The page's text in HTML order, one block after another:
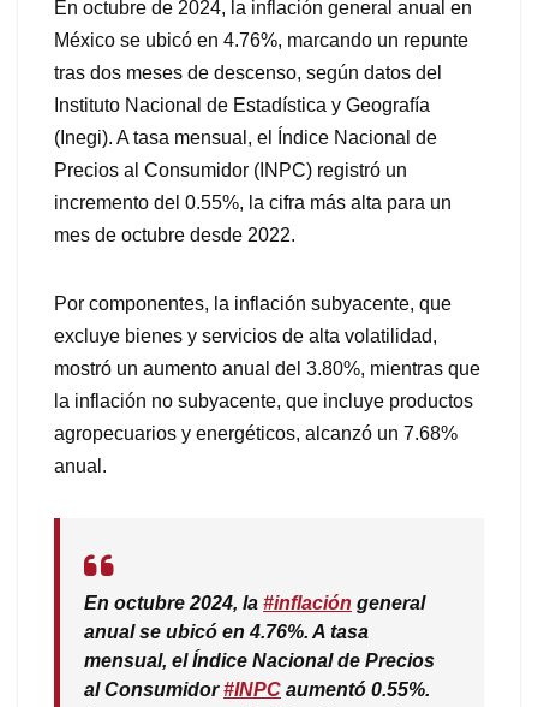
En octubre de 2024, la inflación general anual en
México se ubicó en 4.76%, marcando un repunte
tras dos meses de descenso, según datos del
Instituto Nacional de Estadística y Geografía
(Inegi). A tasa mensual, el Índice Nacional de
Precios al Consumidor (INPC) registró un
incremento del 0.55%, la cifra más alta para un
mes de octubre desde 2022.
Por componentes, la inflación subyacente, que
excluye bienes y servicios de alta volatilidad,
mostró un aumento anual del 3.80%, mientras que
la inflación no subyacente, que incluye productos
agropecuarios y energéticos, alcanzó un 7.68%
anual.
En octubre 2024, la #inflación general
anual se ubicó en 4.76%. A tasa
mensual, el Índice Nacional de Precios
al Consumidor#INPC aumentó 0.55%.